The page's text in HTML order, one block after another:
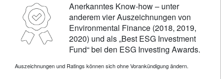
Anerkanntes Know-how – unter
anderem vier Auszeichnungen von
Environmental Finance (2018, 2019,
2020) und als „Best ESG Investment
Fund“ bei den ESG Investing Awards.
Auszeichnungen und Ratings können sich ohne Vorankündigung ändern.